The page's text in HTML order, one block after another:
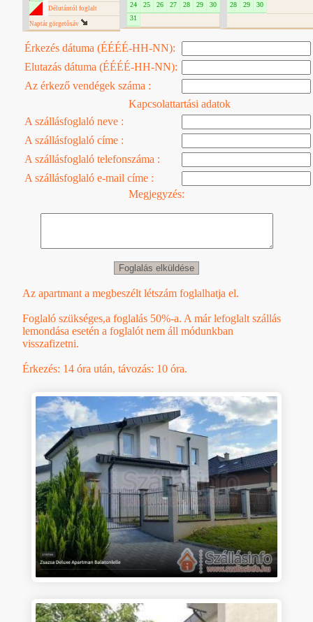
Délutántól foglalt
Naptár görgetôsáv
24 25 26 27 28 29
30
31
28 29 30
Érkezés dátuma (ÉÉÉÉ-HH-NN):
Elutazás dátuma (ÉÉÉÉ-HH-NN):
Az érkező vendégek száma :
Kapcsolattartási adatok
A szállásfoglaló neve :
A szállásfoglaló címe :
A szállásfoglaló telefonszáma :
A szállásfoglaló e-mail címe :
Megjegyzés:
Az apartmant a megbeszélt létszám foglalhatja el.
Foglaló szükséges,a foglalás 50%-a. A már lefoglalt szállás
lemondása esetén a foglalót nem áll módunkban
visszafizetni.
Érkezés: 14 óra után, távozás: 10 óra.